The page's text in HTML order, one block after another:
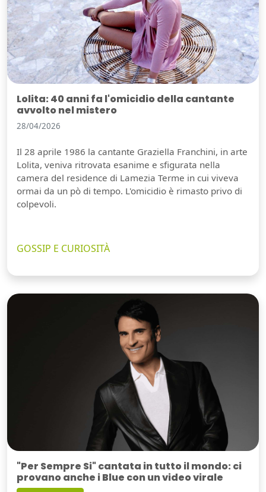
Lolita: 40 anni fa l'omicidio della cantante
avvolto nel mistero
28/04/2026
Il 28 aprile 1986 la cantante Graziella Franchini, in arte
Lolita, veniva ritrovata esanime e sfigurata nella
camera del residence di Lamezia Terme in cui viveva
ormai da un pò di tempo. L'omicidio è rimasto privo di
colpevoli.
GOSSIP E CURIOSITÀ
"Per Sempre Si" cantata in tutto il mondo: ci
provano anche i Blue con un video virale